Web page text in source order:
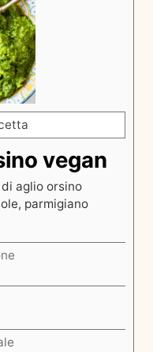
vegan
aglio orsino
parmigiano